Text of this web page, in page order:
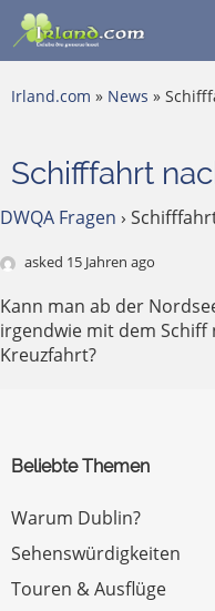
Irland.com » News »
Schifffahrt
DWQA Fragen ›
asked 15 Jahren ago
Kann man ab der
irgendwie mit dem Schiff
Kreuzfahrt?
Beliebte Themen
Warum Dublin?
Sehenswürdigkeiten
Touren & Ausflüge